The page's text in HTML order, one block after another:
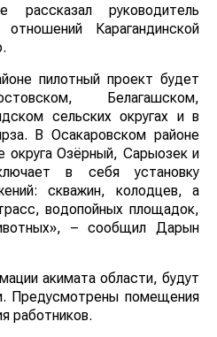
руководитель
Карагандинской
пилотный проект будет
Белагашском,
сельских округах и в
В Осакаровском районе
округа Озёрный, Сарыозек и
в себя установку
скважин, колодцев, а
водопойных площадок,
– сообщил Дарын
акимата области, будут
Предусмотрены помещения
работников.